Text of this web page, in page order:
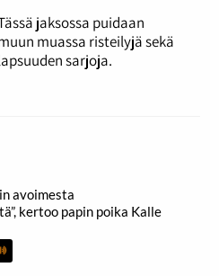
jaksossa puidaan
muassa risteilyjä sekä
sarjoja.
avoimesta
kertoo papin poika Kalle